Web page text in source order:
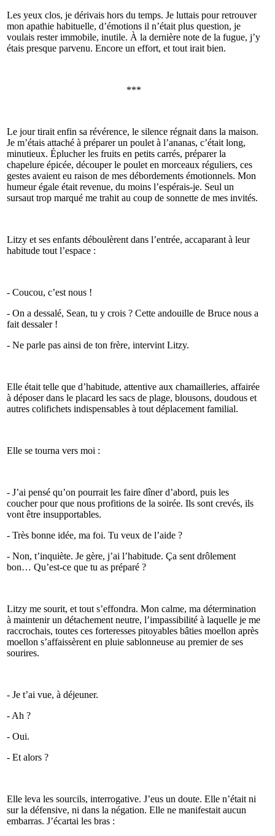
Les yeux clos, je dérivais hors du temps. Je luttais pour retrouver
mon apathie habituelle, d’émotions il n’était plus question, je
voulais rester immobile, inutile. À la dernière note de la fugue, j’y
étais presque parvenu. Encore un effort, et tout irait bien.
***
Le jour tirait enfin sa révérence, le silence régnait dans la maison.
Je m’étais attaché à préparer un poulet à l’ananas, c’était long,
minutieux. Éplucher les fruits en petits carrés, préparer la
chapelure épicée, découper le poulet en morceaux réguliers, ces
gestes avaient eu raison de mes débordements émotionnels. Mon
humeur égale était revenue, du moins l’espérais-je. Seul un
sursaut trop marqué me trahit au coup de sonnette de mes invités.
Litzy et ses enfants déboulèrent dans l’entrée, accaparant à leur
habitude tout l’espace :
- Coucou, c’est nous !
- On a dessalé, Sean, tu y crois ? Cette andouille de Bruce nous a
fait dessaler !
- Ne parle pas ainsi de ton frère, intervint Litzy.
Elle était telle que d’habitude, attentive aux chamailleries, affairée
à déposer dans le placard les sacs de plage, blousons, doudous et
autres colifichets indispensables à tout déplacement familial.
Elle se tourna vers moi :
- J’ai pensé qu’on pourrait les faire dîner d’abord, puis les
coucher pour que nous profitions de la soirée. Ils sont crevés, ils
vont être insupportables.
- Très bonne idée, ma foi. Tu veux de l’aide ?
- Non, t’inquiète. Je gère, j’ai l’habitude. Ça sent drôlement
bon… Qu’est-ce que tu as préparé ?
Litzy me sourit, et tout s’effondra. Mon calme, ma détermination
à maintenir un détachement neutre, l’impassibilité à laquelle je me
raccrochais, toutes ces forteresses pitoyables bâties moellon après
moellon s’affaissèrent en pluie sablonneuse au premier de ses
sourires.
- Je t’ai vue, à déjeuner.
- Ah ?
- Oui.
- Et alors ?
Elle leva les sourcils, interrogative. J’eus un doute. Elle n’était ni
sur la défensive, ni dans la négation. Elle ne manifestait aucun
embarras. J’écartai les bras :